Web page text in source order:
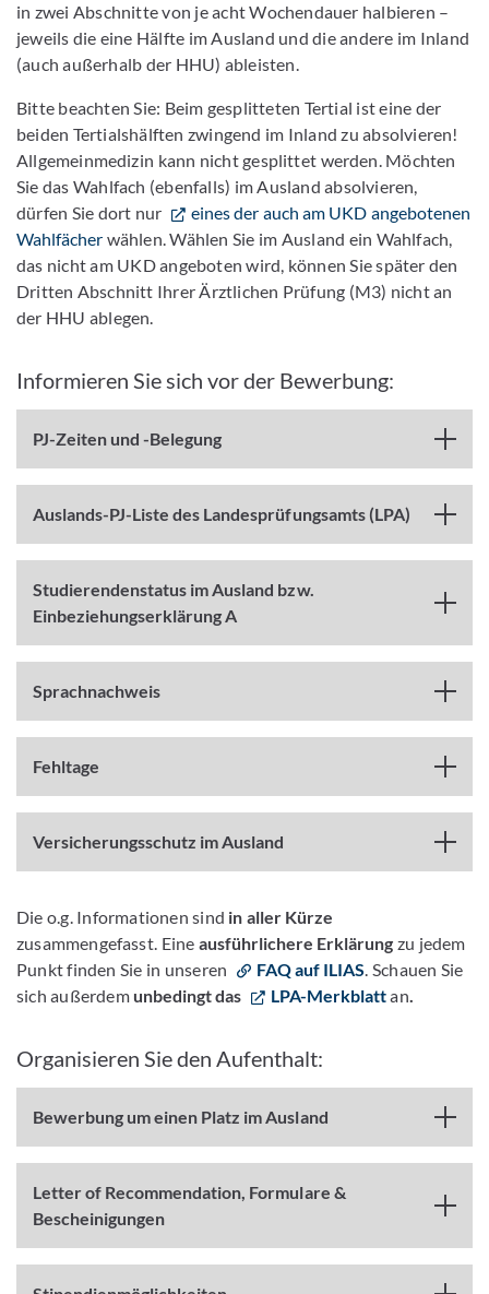
in zwei Abschnitte von je acht Wochendauer halbieren –
jeweils die eine Hälfte im Ausland und die andere im Inland
(auch außerhalb der HHU) ableisten.
Bitte beachten Sie: Beim gesplitteten Tertial ist eine der
beiden Tertialshälften zwingend im Inland zu absolvieren!
Allgemeinmedizin kann nicht gesplittet werden. Möchten
Sie das Wahlfach (ebenfalls) im Ausland absolvieren,
dürfen Sie dort nur
eines der auch am UKD angebotenen
Wahlfächer wählen. Wählen Sie im Ausland ein Wahlfach,
das nicht am UKD angeboten wird, können Sie später den
Dritten Abschnitt Ihrer Ärztlichen Prüfung (M3) nicht an
der HHU ablegen.
Informieren Sie sich vor der Bewerbung:
PJ-Zeiten und -Belegung
Auslands-PJ-Liste des Landesprüfungsamts (LPA)
Studierendenstatus im Ausland bzw.
Einbeziehungserklärung A
Sprachnachweis
Fehltage
Versicherungsschutz im Ausland
Die o.g. Informationen sind in aller Kürze
zusammengefasst. Eine ausführlichere Erklärung zu jedem
Punkt finden Sie in unseren
FAQ auf ILIAS. Schauen Sie
sich außerdemunbedingt das LPA-Merkblattan.
Organisieren Sie den Aufenthalt:
Bewerbung um einen Platz im Ausland
Letter of Recommendation, Formulare &
Bescheinigungen